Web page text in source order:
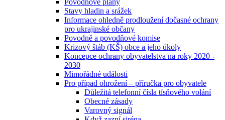
Povodňové plány
Stavy hladin a srážek
Informace ohledně prodloužení dočasné ochrany
pro ukrajinské občany
Povodně a povodňové komise
Krizový štáb (KŠ) obce a jeho úkoly
Koncepce ochrany obyvatelstva na roky 2020 -
2030
Mimořádné události
Pro případ ohrožení – příručka pro obyvatele
Důležitá telefonní čísla tísňového volání
Obecné zásady
Varovný signál